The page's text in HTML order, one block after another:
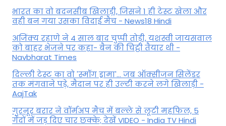
भारत का वो बदनसीब खिलाड़ी, जिसने 1 ही टेस्ट खेला और
वही बन गया उसका विदाई मैच - News18 Hindi
अजिंक्य रहाणे ने 4 साल बाद चुप्पी तोड़ी, यशस्वी जायसवाल
को बाहर भेजने पर कहा- बैन की चिट्ठी तैयार थी -
Navbharat Times
दिल्ली टेस्ट का वो 'स्मॉग ड्रामा'... जब ऑक्सीजन सिलेंडर
तक मंगवाने पड़े, मैदान पर ही उल्टी करने लगे खिलाड़ी -
AajTak
गुरनूर बरार ने वॉर्मअप मैच में बल्ले से लूटी महफिल, 5
गेंदों में जड़ दिए चार छक्के; देखें VIDEO - India TV Hindi